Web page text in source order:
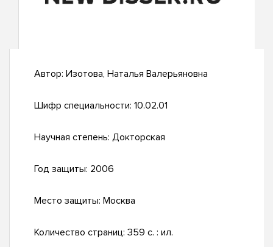
Автор: Изотова, Наталья Валерьяновна
Шифр специальности: 10.02.01
Научная степень: Докторская
Год защиты: 2006
Место защиты: Москва
Количество страниц: 359 с. : ил.